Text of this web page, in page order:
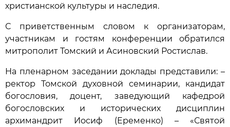
христианской культуры и наследия.
С приветственным словом к организаторам,
участникам и гостям конференции обратился
митрополит Томский и Асиновский Ростислав.
На пленарном заседании доклады представили: –
ректор Томской духовной семинарии, кандидат
богословия, доцент, заведующий кафедрой
богословских и исторических дисциплин
архимандрит Иосиф (Еременко) – «Святой